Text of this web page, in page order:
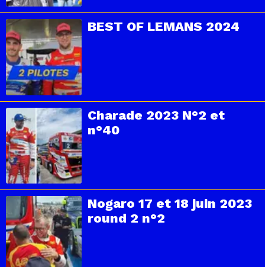
BEST OF LEMANS 2024
Charade 2023 N°2 et
n°40
Nogaro 17 et 18 juin 2023
round 2 n°2